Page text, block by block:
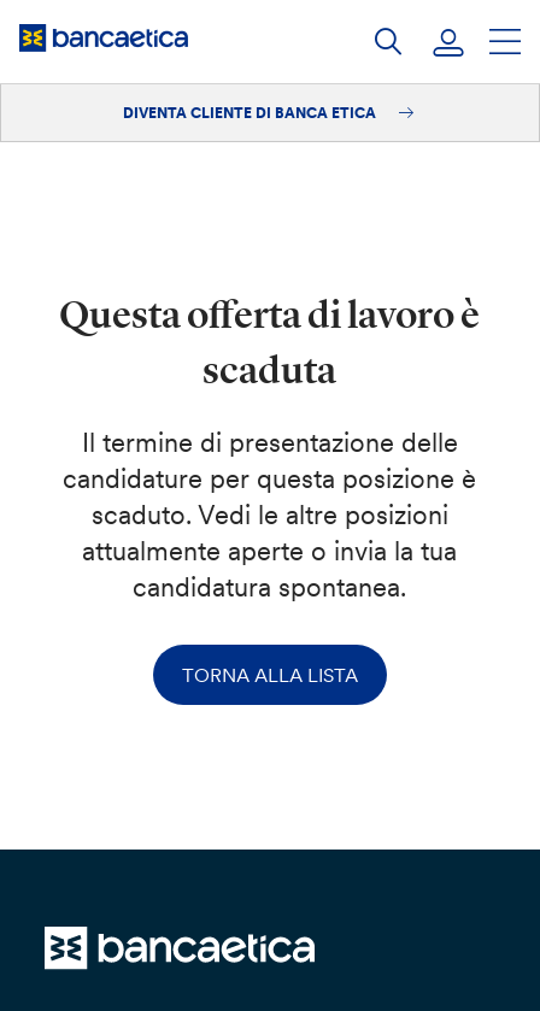
DIVENTA CLIENTE DI BANCA ETICA
Questa offerta di lavoro è
scaduta
Il termine di presentazione delle
candidature per questa posizione è
scaduto. Vedi le altre posizioni
attualmente aperte o invia la tua
candidatura spontanea.
TORNA ALLA LISTA